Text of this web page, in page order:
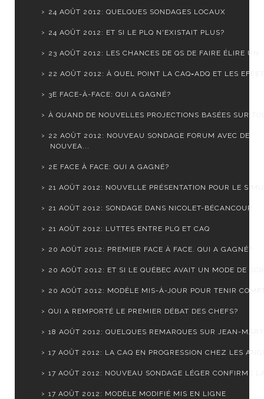
24 AOÛT 2012: QUELQUES SONDAGES LOCAUX
24 AOÛT 2012: ET SI LE PLQ N'EXISTAIT PLUS?
23 AOÛT 2012: LES CHANCES DE QS DE FAIRE ÉLIRE UN
22 AOÛT 2012: À QUEL POINT LA CAQ=ADQ ET LES
3E FACE-À-FACE: QUI A GAGNÉ?
À QUAND DE NOUVELLES PROJECTIONS BASÉES SUR
22 AOÛT 2012: NOUVEAU SONDAGE FORUM AVEC DE
NOUVEA...
2E FACE À FACE: QUI A GAGNÉ?
21 AOÛT 2012: NOUVELLE PRÉSENTATION POUR LE
21 AOÛT 2012: SONDAGE DANS NICOLET-BÉCANCOUR
21 AOÛT 2012: LUTTES ENTRE PLQ ET CAQ
20 AOÛT 2012: PREMIER FACE À FACE. QUI A GAGNÉ?
20 AOÛT 2012: ET SI LE QUÉBEC AVAIT UN MODE DE
20 AOÛT 2012: MODÈLE MIS-À-JOUR POUR TENIR
QUI A REMPORTÉ LE PREMIER DÉBAT DES CHEFS?
18 AOÛT 2012: QUELQUES REMARQUES SUR JEAN-
17 AOÛT 2012: LA CAQ EN PROGRESSION CHEZ LES
17 AOÛT 2012: NOUVEAU SONDAGE LÉGER CONFIRME
17 AOÛT 2012: MODÈLE MODIFIÉ MIS EN LIGNE